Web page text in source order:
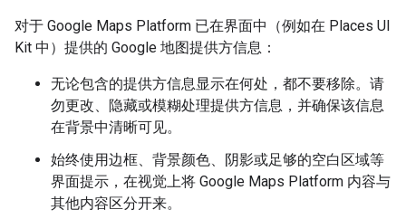
对于 Google Maps Platform 已在界面中（例如在 Places UI
Kit 中）提供的 Google 地图提供方信息：
无论包含的提供方信息显示在何处，都不要移除。请
勿更改、隐藏或模糊处理提供方信息，并确保该信息
在背景中清晰可见。
始终使用边框、背景颜色、阴影或足够的空白区域等
界面提示，在视觉上将 Google Maps Platform 内容与
其他内容区分开来。